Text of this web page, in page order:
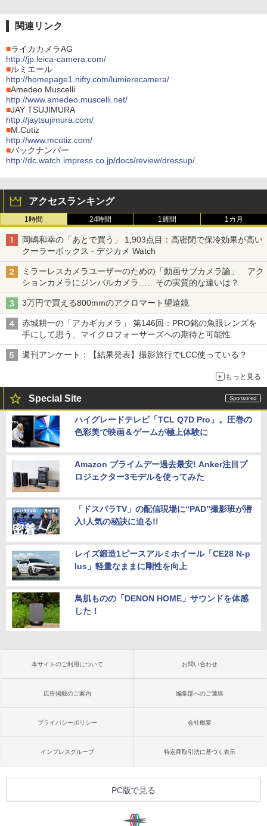
関連リンク
■ライカカメラAG
http://jp.leica-camera.com/
■ルミエール
http://homepage1.nifty.com/lumierecamera/
■Amedeo Muscelli
http://www.amedeo.muscelli.net/
■JAY TSUJIMURA
http://jaytsujimura.com/
■M.Cutiz
http://www.mcutiz.com/
■バックナンバー
http://dc.watch.impress.co.jp/docs/review/dressup/
アクセスランキング
1時間 24時間 1週間 1カ月
岡嶋和幸の「あとで買う」 1,903点目：高密閉で保冷効果が高い
クーラーボックス - デジカメ Watch
ミラーレスカメラユーザーのための「動画サブカメラ論」 アク
ションカメラにジンバルカメラ……その実質的な違いは？
3万円で買える800mmのアクロマート望遠鏡
赤城耕一の「アカギカメラ」 第146回：PRO銘の魚眼レンズを
手にして思う、マイクロフォーサーズへの期待と可能性
週刊アンケート：【結果発表】撮影旅行でLCC使っている？
もっと見る
Special Site
ハイグレードテレビ「TCL Q7D Pro」。圧巻の
色彩美で映画＆ゲームが極上体験に
Amazon プライムデー過去最安! Anker注目プ
ロジェクター3モデルを使ってみた
「ドスパラTV」の配信現場に“PAD”撮影班が潜
入!人気の秘訣に迫る!!
レイズ鍛造1ピースアルミホイール「CE28 N-p
lus」軽量なままに剛性を向上
鳥肌ものの「DENON HOME」サウンドを体感
した！
本サイトのご利用について お問い合わせ
広告掲載のご案内 編集部へのご連絡
プライバシーポリシー 会社概要
インプレスグループ 特定商取引法に基づく表示
PC版で見る